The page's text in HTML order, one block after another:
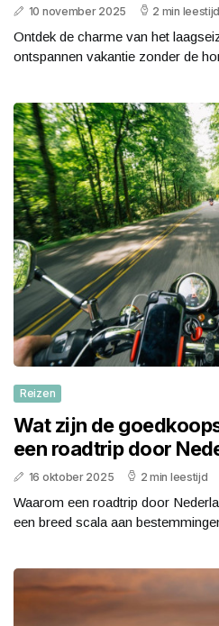
10 november 2025 2 min leestijd
Ontdek de charme van het
ontspannen vakantie zonder de
Reizen
Wat zijn de
een roadtrip door
16 oktober 2025 2 min leestijd
Waarom een roadtrip door
een breed scala aan